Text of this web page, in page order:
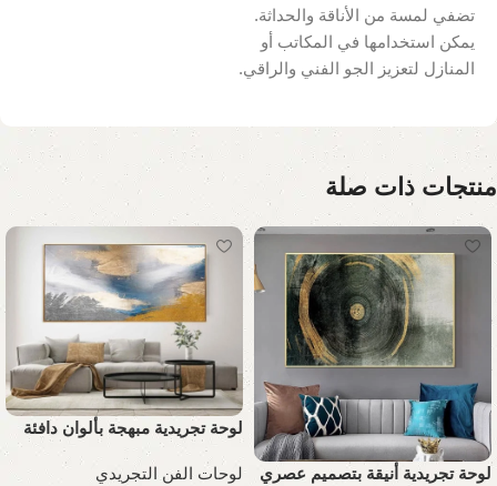
تضفي لمسة من الأناقة والحداثة.
يمكن استخدامها في المكاتب أو
المنازل لتعزيز الجو الفني والراقي.
منتجات ذات صلة
لوحة تجريدية أنيقة بتصميم عصري
لوحة تجريدية مبهجة بألوان دافئة
لوحات الفن التجريدي